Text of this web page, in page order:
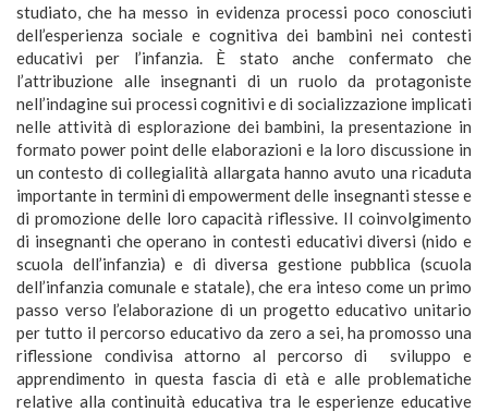
studiato, che ha messo in evidenza processi poco conosciuti
dell’esperienza sociale e cognitiva dei bambini nei contesti
educativi per l’infanzia. È stato anche confermato che
l’attribuzione alle insegnanti di un ruolo da protagoniste
nell’indagine sui processi cognitivi e di socializzazione implicati
nelle attività di esplorazione dei bambini, la presentazione in
formato power point delle elaborazioni e la loro discussione in
un contesto di collegialità allargata hanno avuto una ricaduta
importante in termini di empowerment delle insegnanti stesse e
di promozione delle loro capacità riflessive. Il coinvolgimento
di insegnanti che operano in contesti educativi diversi (nido e
scuola dell’infanzia) e di diversa gestione pubblica (scuola
dell’infanzia comunale e statale), che era inteso come un primo
passo verso l’elaborazione di un progetto educativo unitario
per tutto il percorso educativo da zero a sei, ha promosso una
riflessione condivisa attorno al percorso di sviluppo e
apprendimento in questa fascia di età e alle problematiche
relative alla continuità educativa tra le esperienze educative